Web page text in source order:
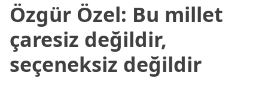
Özgür Özel: Bu millet
çaresiz değildir,
seçeneksiz değildir